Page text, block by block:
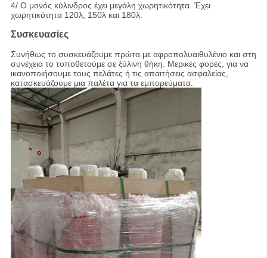
4/ Ο μονός κύλινδρος έχει μεγάλη χωρητικότητα. Έχει
χωρητικότητα 120λ, 150λ και 180λ.
Συσκευασίες
Συνήθως το συσκευάζουμε πρώτα με αφροπολυαιθυλένιο και στη
συνέχεια το τοποθετούμε σε ξύλινη θήκη. Μερικές φορές, για να
ικανοποιήσουμε τους πελάτες ή τις απαιτήσεις ασφαλείας,
κατασκευάζουμε μια παλέτα για τα εμπορεύματα.